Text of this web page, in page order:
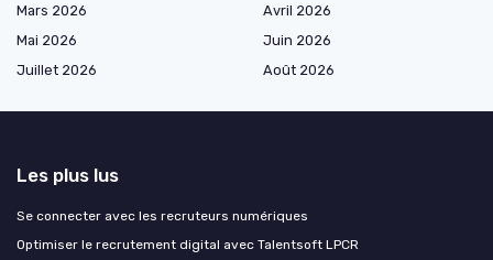
Mars 2026
Avril 2026
Mai 2026
Juin 2026
Juillet 2026
Août 2026
Les plus lus
Se connecter avec les recruteurs numériques
Optimiser le recrutement digital avec Talentsoft LPCR